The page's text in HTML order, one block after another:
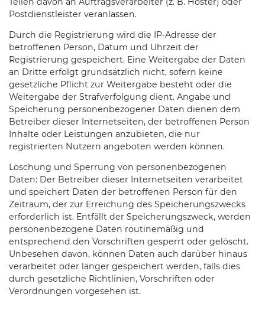
Postdienstleister veranlassen.
Durch die Registrierung wird die IP-Adresse der
betroffenen Person, Datum und Uhrzeit der
Registrierung gespeichert. Eine Weitergabe der Daten
an Dritte erfolgt grundsätzlich nicht, sofern keine
gesetzliche Pflicht zur Weitergabe besteht oder die
Weitergabe der Strafverfolgung dient. Angabe und
Speicherung personenbezogener Daten dienen dem
Betreiber dieser Internetseiten, der betroffenen Person
Inhalte oder Leistungen anzubieten, die nur
registrierten Nutzern angeboten werden können.
Löschung und Sperrung von personenbezogenen
Daten: Der Betreiber dieser Internetseiten verarbeitet
und speichert Daten der betroffenen Person für den
Zeitraum, der zur Erreichung des Speicherungszwecks
erforderlich ist. Entfällt der Speicherungszweck, werden
personenbezogene Daten routinemäßig und
entsprechend den Vorschriften gesperrt oder gelöscht.
Unbesehen davon, können Daten auch darüber hinaus
verarbeitet oder länger gespeichert werden, falls dies
durch gesetzliche Richtlinien, Vorschriften oder
Verordnungen vorgesehen ist.